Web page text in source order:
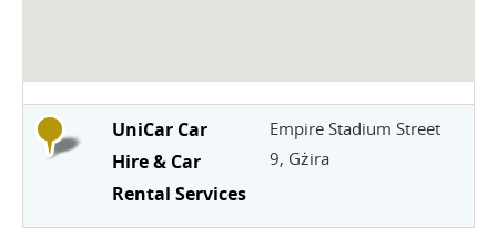
UniCar Car
Hire & Car
Rental Services
Empire Stadium Street
9, Gżira